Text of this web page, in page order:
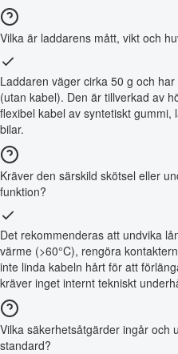
Vilka är laddarens mått, vikt och
Laddaren väger cirka 50 g och
(utan kabel). Den är tillverkad av
flexibel kabel av syntetiskt
bilar.
Kräver den särskild skötsel eller
funktion?
Det rekommenderas att undvika
värme (>60°C), rengöra
inte linda kabeln hårt för att
kräver inget internt tekniskt
Vilka säkerhetsåtgärder ingår och
standard?